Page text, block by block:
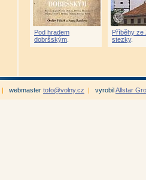
Pod hradem
dobršským
Příběhy ze
stezky.
| webmaster tofo@volny.cz | vyrobilAllstar